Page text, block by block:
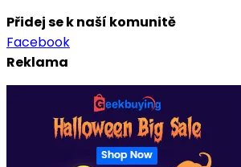
Přidej se k naší komunitě
Facebook
Reklama